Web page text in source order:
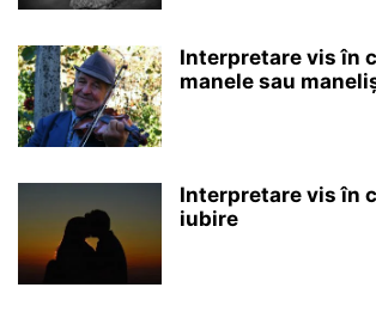
Interpretare vis în
manele sau
Interpretare vis în
iubire